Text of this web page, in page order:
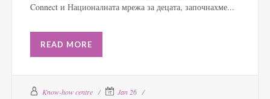
Connect и Националната мрежа за децата, започнахме...
READ MORE
Know-how centre
Jan 26